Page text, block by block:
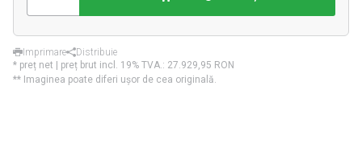
Imprimare
Distribuie
* preț net | preț brut incl. 19% TVA.: 27.929,95 RON
** Imaginea poate diferi ușor de cea originală.